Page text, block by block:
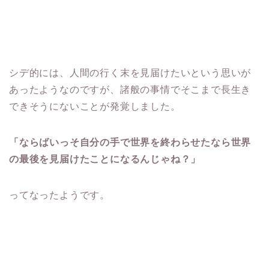
シデ的には、人間の行く末を見届けたいという思いが
あったようなのですが、諸般の事情でそこまで長生き
できそうにないことが発覚しました。
「ならばいっそ自分の手で世界を終わらせたなら世界
の最後を見届けたことになるんじゃね？」
ってなったようです。